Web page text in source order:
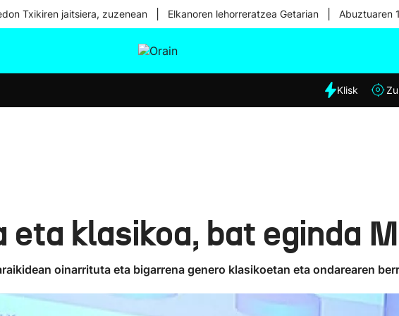
Txikiren jaitsiera, zuzenean Elkanoren lehorreratzea Getarian Abuztuaren
Eguraldia
Klisk
eta klasikoa, bat eginda
oinarrituta eta bigarrena genero klasikoetan eta ondarearen